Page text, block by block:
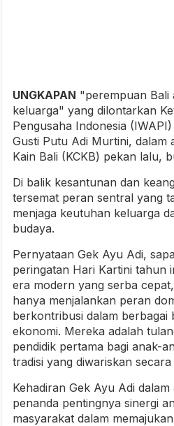
UNGKAPAN "perempuan Bali
keluarga" yang dilontarkan
Pengusaha Indonesia
Gusti Putu Adi Murtini, dalam
Kain Bali (KCKB) pekan lalu,
Di balik kesantunan dan
tersemat peran sentral yang
menjaga keutuhan keluarga
budaya.
Pernyataan Gek Ayu Adi,
peringatan Hari Kartini tahun
era modern yang serba
hanya menjalankan peran
berkontribusi dalam berbagai
ekonomi. Mereka adalah
pendidik pertama bagi anak-
tradisi yang diwariskan
Kehadiran Gek Ayu Adi dalam
penanda pentingnya sinergi
masyarakat dalam